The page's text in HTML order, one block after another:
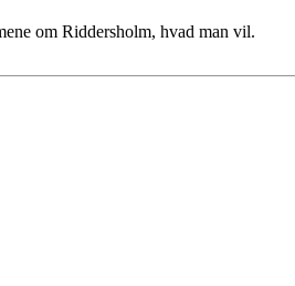
om Riddersholm, hvad man vil.